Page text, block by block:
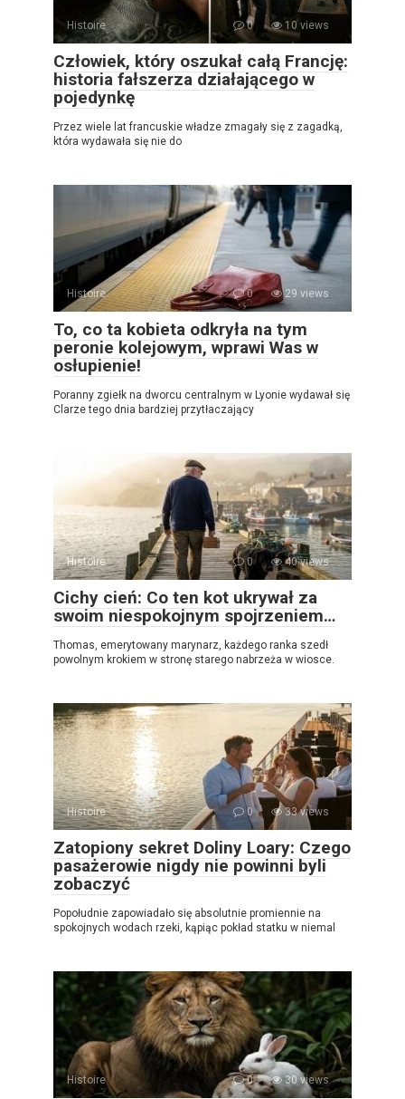
Histoire 0 10 views
Człowiek, który oszukał całą Francję:
historia fałszerza działającego w
pojedynkę
Przez wiele lat francuskie władze zmagały się z zagadką,
która wydawała się nie do
Histoire 0 29 views
To, co ta kobieta odkryła na tym
peronie kolejowym, wprawi Was w
osłupienie!
Poranny zgiełk na dworcu centralnym w Lyonie wydawał się
Clarze tego dnia bardziej przytłaczający
Histoire 0 40 views
Cichy cień: Co ten kot ukrywał za
swoim niespokojnym spojrzeniem…
Thomas, emerytowany marynarz, każdego ranka szedł
powolnym krokiem w stronę starego nabrzeża w wiosce.
Histoire 0 33 views
Zatopiony sekret Doliny Loary: Czego
pasażerowie nigdy nie powinni byli
zobaczyć
Popołudnie zapowiadało się absolutnie promiennie na
spokojnych wodach rzeki, kąpiąc pokład statku w niemal
Histoire 0 30 views